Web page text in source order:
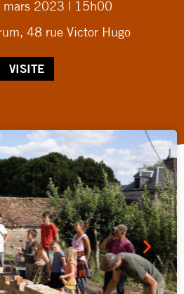
mars 2023 | 15h00
48 rue Victor Hugo
VISITE